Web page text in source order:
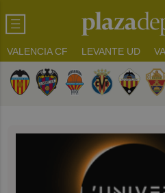
VALENCIA CF LEVANTE UD